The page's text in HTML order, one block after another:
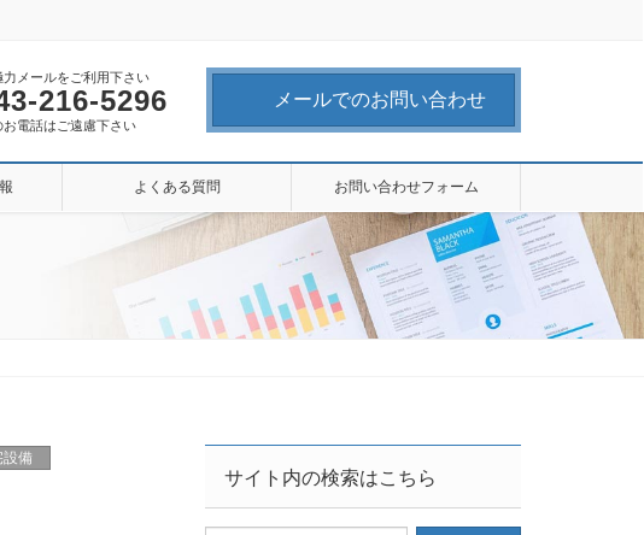
力メールをご利用下さい
216-5296
お電話はご遠慮下さい
メールでのお問い合わせ
よくある質問 お問い合わせフォーム
設備
サイト内の検索はこちら